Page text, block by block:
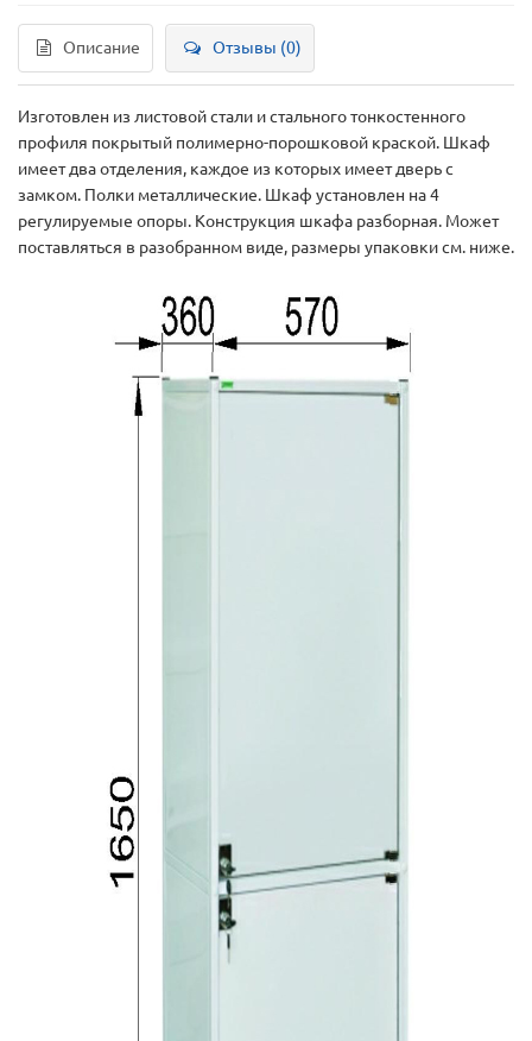
Описание Отзывы (0)
Изготовлен из листовой стали и стального тонкостенного
профиля покрытый полимерно-порошковой краской. Шкаф
имеет два отделения, каждое из которых имеет дверь с
замком. Полки металлические. Шкаф установлен на 4
регулируемые опоры. Конструкция шкафа разборная. Может
поставляться в разобранном виде, размеры упаковки см. ниже.